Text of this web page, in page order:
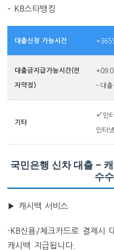
– KB스타뱅킹
대출신청 가능시간 *365
대출금지급가능시간(전
자약정) – 대
기타
*「인
인터
국민은행 신차 대출 –
수
▶ 캐시백 서비스
-KB신용/체크카드로 결제시
캐시백 지급됩니다.